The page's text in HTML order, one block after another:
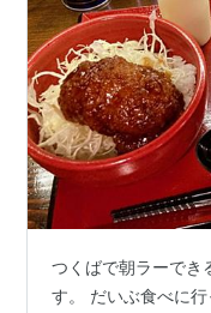
つくばで朝ラーでき
す。 だいぶ食べに